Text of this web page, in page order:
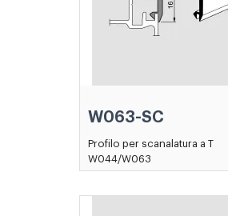
W063-SC
Profilo per scanalatura a T
W044/W063